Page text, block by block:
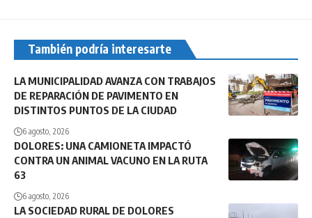
También podría interesarte
LA MUNICIPALIDAD AVANZA CON TRABAJOS
DE REPARACIÓN DE PAVIMENTO EN
DISTINTOS PUNTOS DE LA CIUDAD
6 agosto, 2026
DOLORES: UNA CAMIONETA IMPACTÓ
CONTRA UN ANIMAL VACUNO EN LA RUTA
63
6 agosto, 2026
LA SOCIEDAD RURAL DE DOLORES